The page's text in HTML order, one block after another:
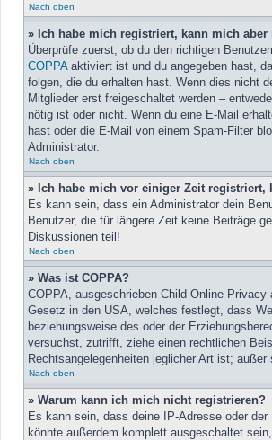
Nach oben
» Ich habe mich registriert, kann mich aber
Überprüfe zuerst, ob du den richtigen
COPPAaktiviert ist und du angegeben hast,
folgen, die du erhalten hast. Wenn dies nicht
Mitglieder erst freigeschaltet werden –
nötig ist oder nicht. Wenn du eine E-Mail
hast oder die E-Mail von einem Spam-Filter
Administrator.
Nach oben
» Ich habe mich vor einiger Zeit
Es kann sein, dass ein Administrator dein
Benutzer, die für längere Zeit keine Beiträge
Diskussionen teil!
Nach oben
» Was ist COPPA?
COPPA, ausgeschrieben Child Online
Gesetz in den USA, welches festlegt, dass
beziehungsweise des oder der
versuchst, zutrifft, ziehe einen rechtlichen
Rechtsangelegenheiten jeglicher Art ist;
Nach oben
» Warum kann ich mich nicht registrieren?
Es kann sein, dass deine IP-Adresse oder
könnte außerdem komplett ausgeschaltet